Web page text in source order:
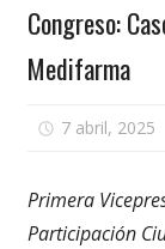
Congreso:
Medifarma
7 abril, 2025
Primera
Participación